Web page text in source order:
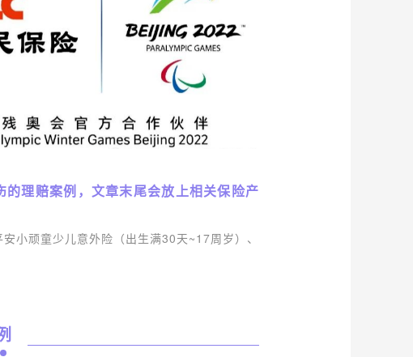
理赔案例，文章末尾会放上相关保险产
安小顽童少儿意外险 （出生满30天~17周岁）、